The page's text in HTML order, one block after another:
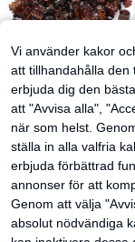
28 kr
Vi använder kakor
att tillhandahålla
erbjuda dig den
att "Avvisa alla",
när som helst.
ställa in alla valfria
erbjuda förbättrad
annonser för att
Genom att välja
absolut nödvändiga